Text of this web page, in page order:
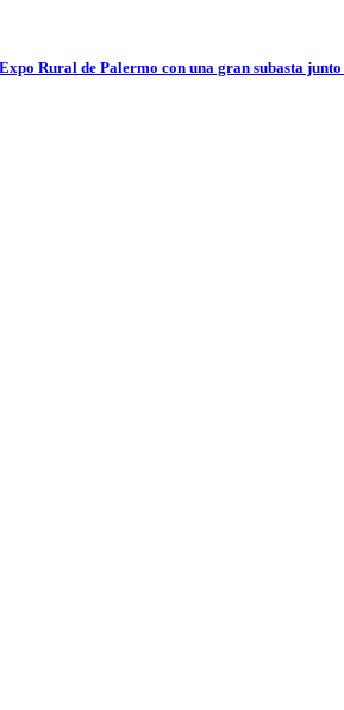
Rural de Palermo con una gran subasta junto